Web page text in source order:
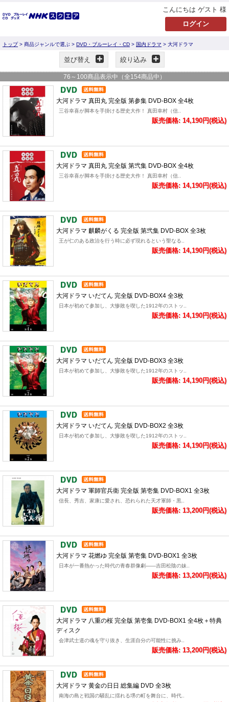
こんにちは ゲスト 様
トップ> 商品ジャンルで選ぶ > DVD・ブルーレイ・CD > 国内ドラマ > 大河ドラマ
並び替え 絞り込み
76 ～ 100商品表示中（全154商品中）
大河ドラマ 真田丸 完全版 第参集 DVD-BOX 全4枚
三谷幸喜が脚本を手掛ける歴史大作！ 真田幸村（信..
販売価格: 14,190円(税込)
大河ドラマ 真田丸 完全版 第弐集 DVD-BOX 全4枚
三谷幸喜が脚本を手掛ける歴史大作！ 真田幸村（信..
販売価格: 14,190円(税込)
大河ドラマ 麒麟がくる 完全版 第弐集 DVD-BOX 全3枚
王が仁のある政治を行う時に必ず現れるという聖なる..
販売価格: 14,190円(税込)
大河ドラマ いだてん 完全版 DVD-BOX4 全3枚
日本が初めて参加し、大惨敗を喫した1912年のストッ..
販売価格: 14,190円(税込)
大河ドラマ いだてん 完全版 DVD-BOX3 全3枚
日本が初めて参加し、大惨敗を喫した1912年のストッ..
販売価格: 14,190円(税込)
大河ドラマ いだてん 完全版 DVD-BOX2 全3枚
日本が初めて参加し、大惨敗を喫した1912年のストッ..
販売価格: 14,190円(税込)
大河ドラマ 軍師官兵衛 完全版 第壱集 DVD-BOX1 全3枚
信長、秀吉、家康に愛され、恐れられた天才軍師・黒..
販売価格: 13,200円(税込)
大河ドラマ 花燃ゆ 完全版 第壱集 DVD-BOX1 全3枚
日本が一番熱かった時代の青春群像劇――吉田松陰の妹..
販売価格: 13,200円(税込)
大河ドラマ 八重の桜 完全版 第壱集 DVD-BOX1 全4枚＋特典
ディスク
会津武士道の魂を守り抜き、生涯自分の可能性に挑み..
販売価格: 13,200円(税込)
大河ドラマ 黄金の日日 総集編 DVD 全3枚
南海の島と戦国の騒乱に揺れる堺の町を舞台に、時代..